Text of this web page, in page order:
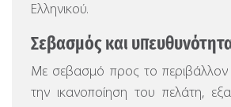
Ελληνικού.
Σεβασμός και
Με σεβασμό προς το περιβάλλον
την ικανοποίηση του πελάτη,